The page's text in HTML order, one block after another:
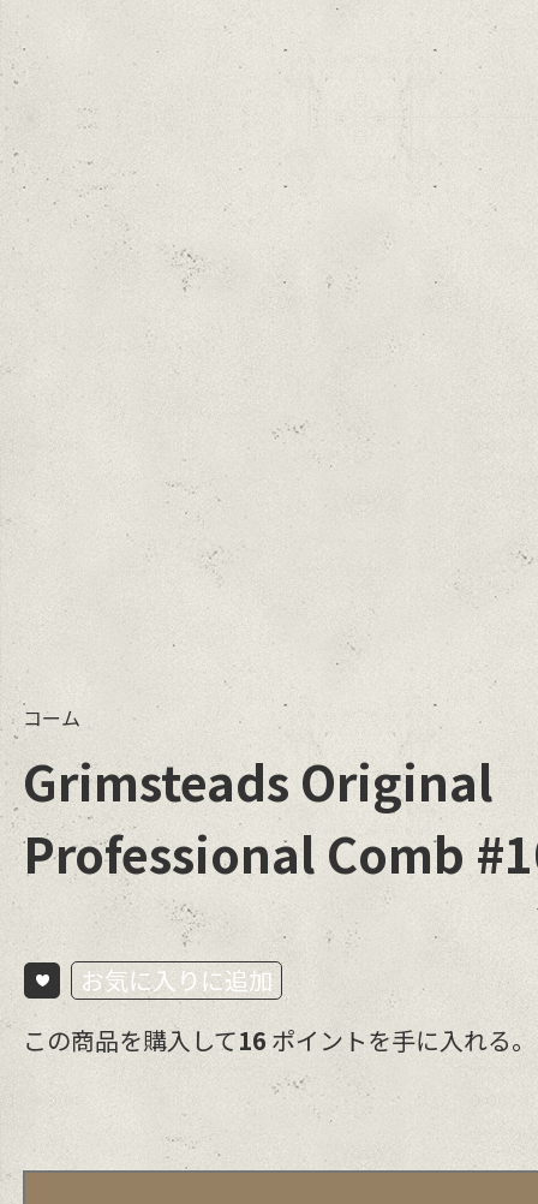
コーム
Grimsteads Original
Professional Comb
お気に入りに追加
この商品を購入して16 ポイントを手に入れる。